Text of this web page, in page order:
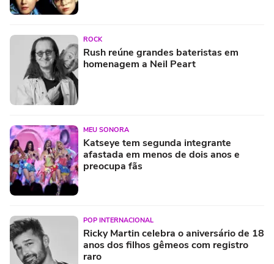
ROCK
Rush reúne grandes bateristas em
homenagem a Neil Peart
MEU SONORA
Katseye tem segunda integrante
afastada em menos de dois anos e
preocupa fãs
POP INTERNACIONAL
Ricky Martin celebra o aniversário de 18
anos dos filhos gêmeos com registro
raro